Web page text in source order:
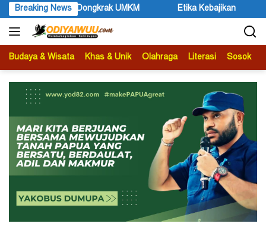
Langsung
ke
konten
Breaking News
UMKM Etika Kebajikan Samuel Yogi
Budaya & Wisata Khas & Unik Olahraga Literasi Sosok